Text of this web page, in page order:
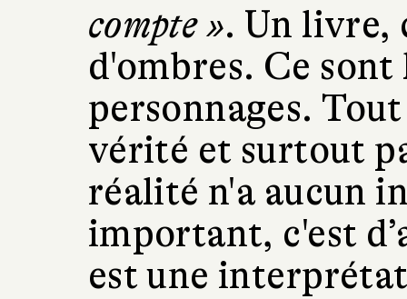
compte ». Un livre,
d'ombres. Ce sont
personnages.
vérité et surtout
réalité n'a aucun
important, c'est
est une